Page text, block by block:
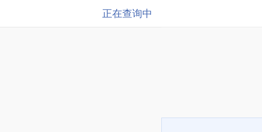
正在查询中